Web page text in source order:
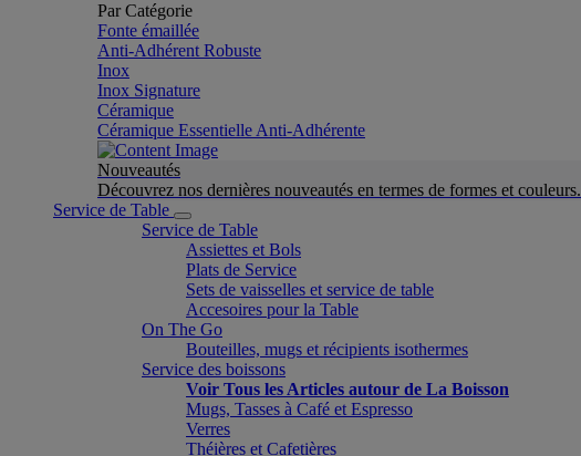
Par Catégorie
Fonte émaillée
Anti-Adhérent Robuste
Inox
Inox Signature
Céramique
Céramique Essentielle Anti-Adhérente
Nouveautés
Découvrez nos dernières nouveautés en termes de formes et couleurs.
Service de Table
Service de Table
Assiettes et Bols
Plats de Service
Sets de vaisselles et service de table
Accesoires pour la Table
On The Go
Bouteilles, mugs et récipients isothermes
Service des boissons
Voir Tous les Articles autour de La Boisson
Mugs, Tasses à Café et Espresso
Verres
Théières et Cafetières